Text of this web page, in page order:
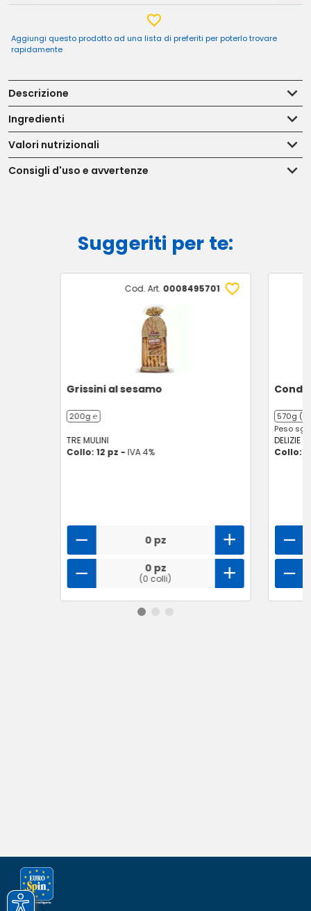
Aggiungi questo prodotto ad una lista di preferiti per poterlo trovare
rapidamente
Descrizione
Ingredienti
Valori nutrizionali
Consigli d'uso e avvertenze
Suggeriti per te:
Cod. Art. 0008495701
Grissini al sesamo
200g ℮
TRE MULINI
Collo: 12 pz - IVA 4%
0 pz
0 pz
(0 colli)
570g (2
Peso
DELIZIE
Collo: